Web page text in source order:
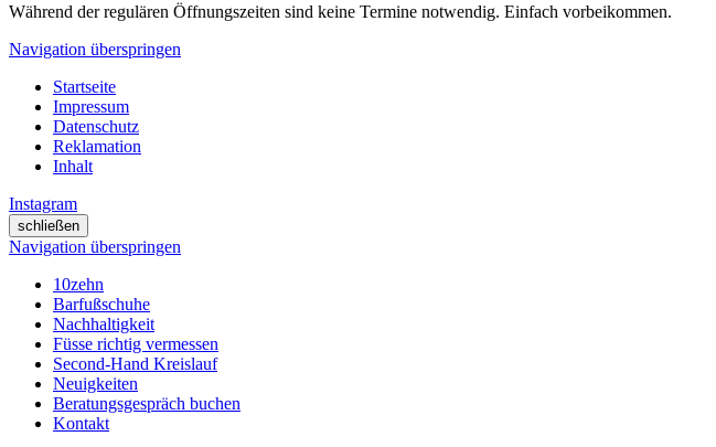
Während der regulären Öffnungszeiten sind keine Termine notwendig. Einfach vorbeikommen.
Navigation überspringen
Startseite
Impressum
Datenschutz
Reklamation
Inhalt
Instagram
schließen
Navigation überspringen
10zehn
Barfußschuhe
Nachhaltigkeit
Füsse richtig vermessen
Second-Hand Kreislauf
Neuigkeiten
Beratungsgespräch buchen
Kontakt